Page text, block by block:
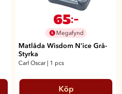
65:-
Megafynd
Matlåda Wisdom N'ice Grå-
Styrka
Carl Oscar 1 pcs
Köp